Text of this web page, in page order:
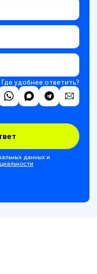
Где удобнее ответить?
данных и